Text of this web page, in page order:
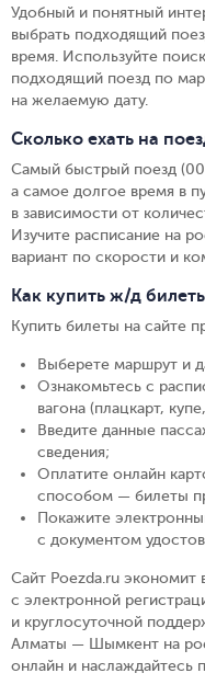
Удобный и понятный
выбрать подходящий
время. Используйте
подходящий поезд по
на желаемую дату.
Сколько ехать на
Самый быстрый поезд
а самое долгое время в
в зависимости от
Изучите расписание на
вариант по скорости и
Как купить ж/д
Купить билеты на сайте
Выберете маршрут и
Ознакомьтесь с
вагона (плацкарт,
Введите данные
сведения;
Оплатите онлайн
способом — билеты
Покажите
с документом
Сайт Poezda.ru экономит
с электронной
и круглосуточной
Алматы — Шымкент на
онлайн и наслаждайтесь